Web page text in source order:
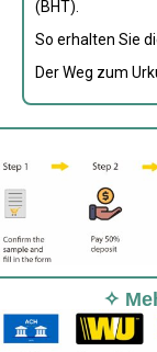
(BHT).
So erhalten Sie
Der Weg zum
✧